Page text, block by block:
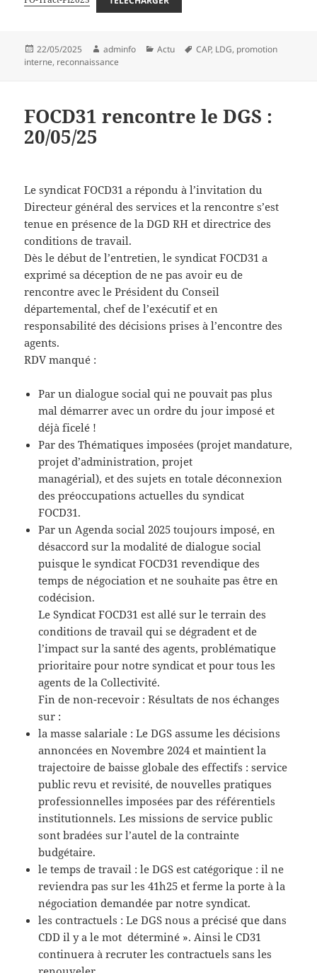
Publié
le
22/05/2025 Auteur
adminfo Catégories
Actu
Mots-
CAP, LDG, promotion
interne, reconnaissance
FOCD31 rencontre le DGS :
20/05/25
Le syndicat FOCD31 a répondu à l’invitation du
Directeur général des services et la rencontre s’est
tenue en présence de la DGD RH et directrice des
conditions de travail.
Dès le début de l’entretien, le syndicat FOCD31 a
exprimé sa déception de ne pas avoir eu de
rencontre avec le Président du Conseil
départemental, chef de l’exécutif et en
responsabilité des décisions prises à l’encontre des
agents.
RDV manqué :
Par un dialogue social qui ne pouvait pas plus
mal démarrer avec un ordre du jour imposé et
déjà ficelé !
Par des Thématiques imposées (projet mandature,
projet d’administration, projet
managérial), et des sujets en totale déconnexion
des préoccupations actuelles du syndicat
FOCD31.
Par un Agenda social 2025 toujours imposé, en
désaccord sur la modalité de dialogue social
puisque le syndicat FOCD31 revendique des
temps de négociation et ne souhaite pas être en
codécision.
Le Syndicat FOCD31 est allé sur le terrain des
conditions de travail qui se dégradent et de
l’impact sur la santé des agents, problématique
prioritaire pour notre syndicat et pour tous les
agents de la Collectivité.
Fin de non-recevoir : Résultats de nos échanges
sur :
la masse salariale : Le DGS assume les décisions
annoncées en Novembre 2024 et maintient la
trajectoire de baisse globale des effectifs : service
public revu et revisité, de nouvelles pratiques
professionnelles imposées par des référentiels
institutionnels. Les missions de service public
sont bradées sur l’autel de la contrainte
budgétaire.
le temps de travail : le DGS est catégorique : il ne
reviendra pas sur les 41h25 et ferme la porte à la
négociation demandée par notre syndicat.
les contractuels : Le DGS nous a précisé que dans
CDD il y a le mot déterminé ». Ainsi le CD31
continuera à recruter les contractuels sans les